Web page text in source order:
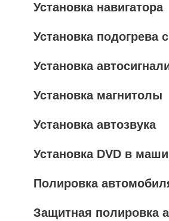
Установка навигатора
Установка подогрева
Установка
Установка магнитолы
Установка автозвука
Установка DVD в
Полировка
Защитная полировка